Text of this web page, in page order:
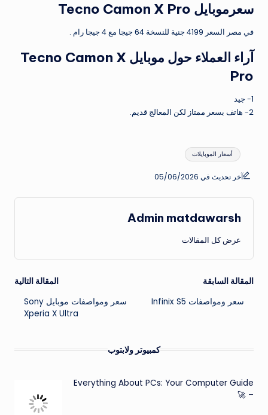
سعرموبايل Tecno Camon X Pro
في مصر السعر 4199 جنية للنسخة 64 جيجا مع 4 جيجا رام .
آراء العملاء حول موبايل Tecno Camon X
Pro
1- جيد
2- هاتف بسعر ممتاز لكن المعالج قديم.
العلامات:أسعار الموبايلات
آخر تحديث في 05/06/2026
Admin matdawarsh
عرض كل المقالات
تصفّح
المقالات
المقالة السابقة
سعر ومواصفات Infinix S5
المقالة التالية
سعر ومواصفات موبايل Sony
Xperia X Ultra
كمبيوتر ولابتوب
Everything About PCs: Your Computer Guide
– 🚀